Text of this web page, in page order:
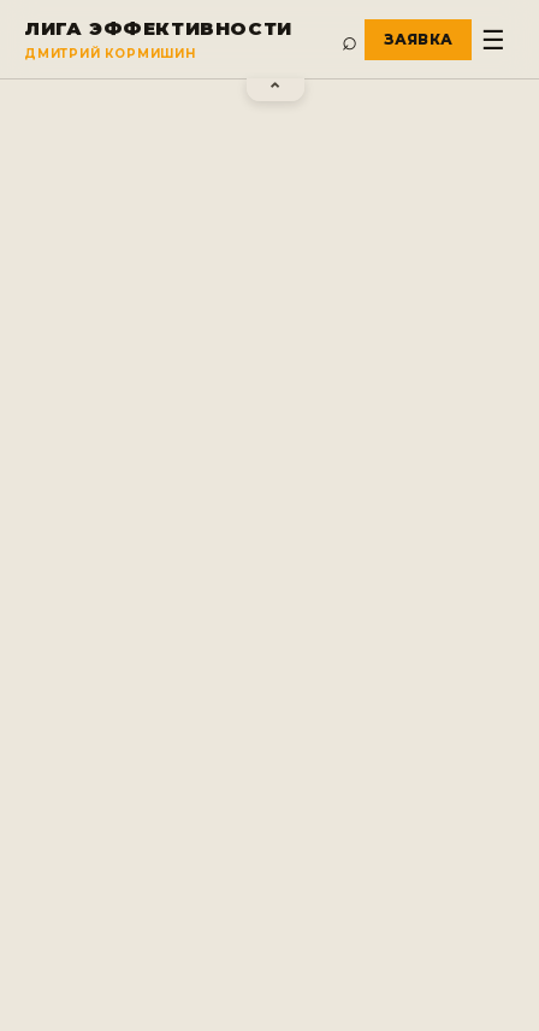
⌃
ЛИГА ЭФФЕКТИВНОСТИ
ДМИТРИЙ КОРМИШИН ⌕ ☰